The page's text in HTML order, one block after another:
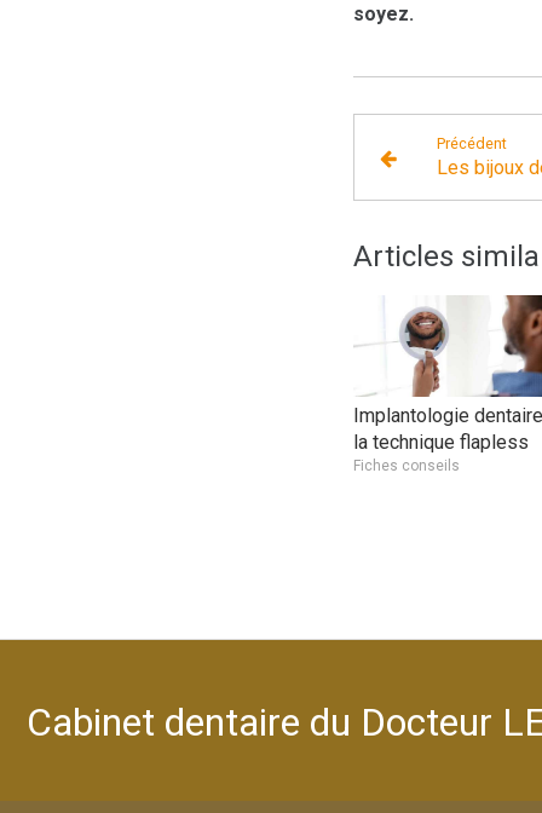
soyez.
Précédent
Les bijoux
Articles
Implantologie
la technique flapless
Fiches conseils
Cabinet dentaire du Docteur